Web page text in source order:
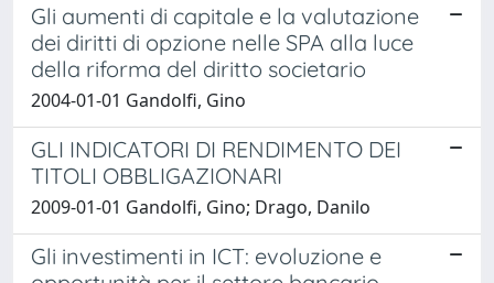
Gli aumenti di capitale e la valutazione
dei diritti di opzione nelle SPA alla luce
della riforma del diritto societario
2004-01-01 Gandolfi, Gino
GLI INDICATORI DI RENDIMENTO DEI
TITOLI OBBLIGAZIONARI
2009-01-01 Gandolfi, Gino; Drago, Danilo
Gli investimenti in ICT: evoluzione e